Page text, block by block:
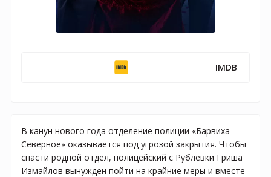
IMDB
В канун нового года отделение полиции «Барвиха
Северное» оказывается под угрозой закрытия. Чтобы
спасти родной отдел, полицейский с Рублевки Гриша
Измайлов вынужден пойти на крайние меры и вместе